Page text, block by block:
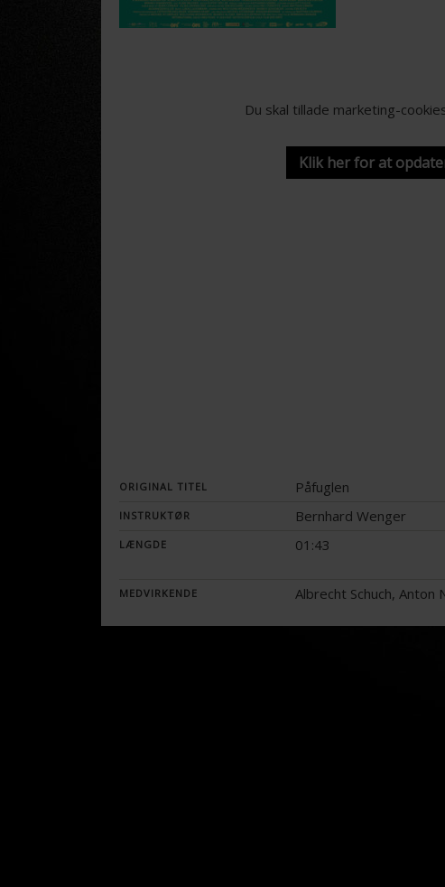
Du skal tillade marketing-
Klik her for at
ORIGINAL TITEL Påfuglen
INSTRUKTØR Bernhard Wenger
LÆNGDE 01:43
MEDVIRKENDE Albrecht Schuch, Anton